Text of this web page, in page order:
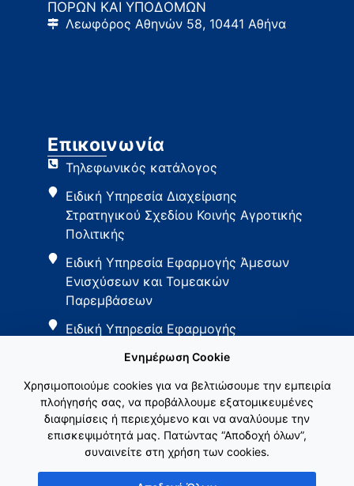
ΠΟΡΩΝ ΚΑΙ ΥΠΟΔΟΜΩΝ
Λεωφόρος Αθηνών 58, 10441 Αθήνα
Επικοινωνία
Τηλεφωνικός κατάλογος
Ειδική Υπηρεσία Διαχείρισης
Στρατηγικού Σχεδίου Κοινής Αγροτικής
Πολιτικής
Ειδική Υπηρεσία Εφαρμογής Άμεσων
Ενισχύσεων και Τομεακών
Παρεμβάσεων
Ειδική Υπηρεσία Εφαρμογής
Εθνικό Δίκτυο ΚΑΠ
Ενημέρωση Cookie
Χρησιμοποιούμε cookies για να βελτιώσουμε την εμπειρία
πλοήγησής σας, να προβάλλουμε εξατομικευμένες
διαφημίσεις ή περιεχόμενο και να αναλύουμε την
επισκεψιμότητά μας. Πατώντας “Αποδοχή όλων”,
συναινείτε στη χρήση των cookies.